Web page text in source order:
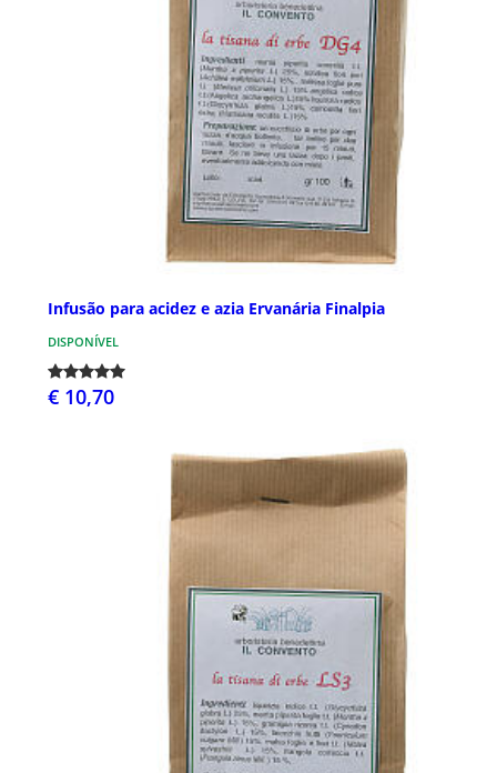
Infusão para acidez e azia Ervanária Finalpia
DISPONÍVEL
€ 10,70